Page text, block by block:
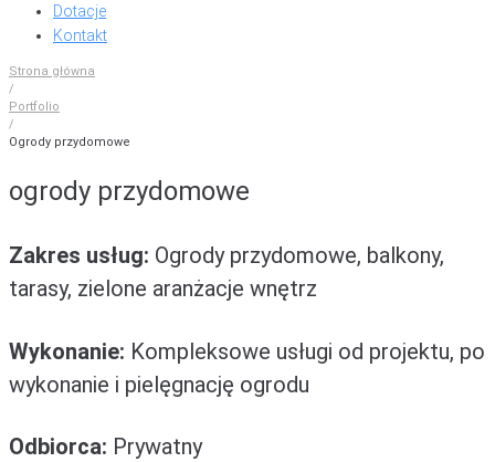
Dotacje
Kontakt
Strona główna
/
Portfolio
/
Ogrody przydomowe
ogrody przydomowe
Zakres usług: Ogrody przydomowe, balkony,
tarasy, zielone aranżacje wnętrz
Wykonanie: Kompleksowe usługi od projektu, po
wykonanie i pielęgnację ogrodu
Odbiorca: Prywatny